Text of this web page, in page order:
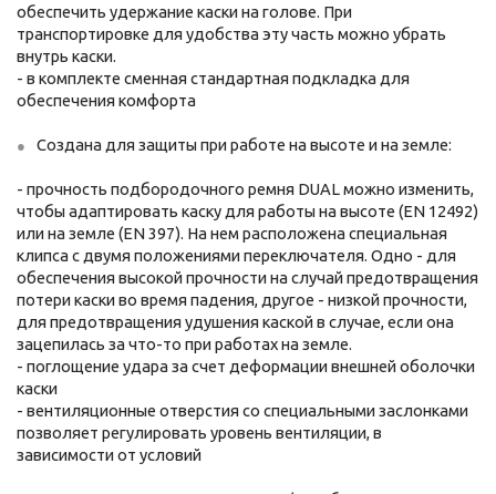
обеспечить удержание каски на голове. При
транспортировке для удобства эту часть можно убрать
внутрь каски.
- в комплекте сменная стандартная подкладка для
обеспечения комфорта
Создана для защиты при работе на высоте и на земле:
- прочность подбородочного ремня DUAL можно изменить,
чтобы адаптировать каску для работы на высоте (EN 12492)
или на земле (EN 397). На нем расположена специальная
клипса с двумя положениями переключателя. Одно - для
обеспечения высокой прочности на случай предотвращения
потери каски во время падения, другое - низкой прочности,
для предотвращения удушения каской в случае, если она
зацепилась за что-то при работах на земле.
- поглощение удара за счет деформации внешней оболочки
каски
- вентиляционные отверстия со специальными заслонками
позволяет регулировать уровень вентиляции, в
зависимости от условий